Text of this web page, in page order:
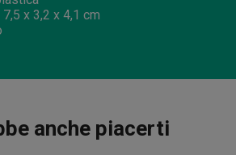
7,5 x 3,2 x 4,1 cm
anche piacerti